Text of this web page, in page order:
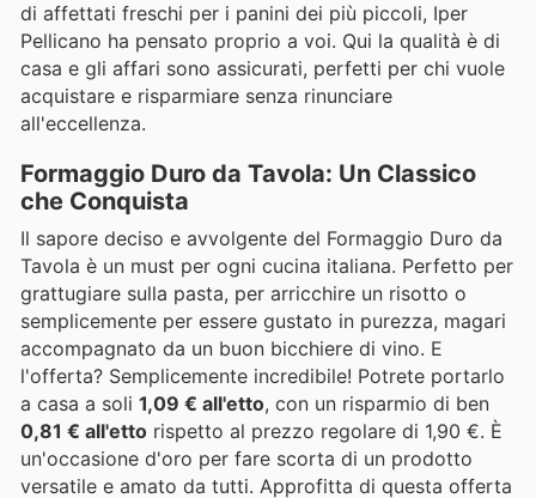
di affettati freschi per i panini dei più piccoli, Iper
Pellicano ha pensato proprio a voi. Qui la qualità è di
casa e gli affari sono assicurati, perfetti per chi vuole
acquistare e risparmiare senza rinunciare
all'eccellenza.
Formaggio Duro da Tavola: Un Classico
che Conquista
Il sapore deciso e avvolgente del Formaggio Duro da
Tavola è un must per ogni cucina italiana. Perfetto per
grattugiare sulla pasta, per arricchire un risotto o
semplicemente per essere gustato in purezza, magari
accompagnato da un buon bicchiere di vino. E
l'offerta? Semplicemente incredibile! Potrete portarlo
a casa a soli 1,09 € all'etto, con un risparmio di ben
0,81 € all'etto rispetto al prezzo regolare di 1,90 €. È
un'occasione d'oro per fare scorta di un prodotto
versatile e amato da tutti. Approfitta di questa offerta